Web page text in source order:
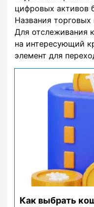
цифровых активов
Названия
Для отслеживания
на интересующий
элемент для
Как выбрать